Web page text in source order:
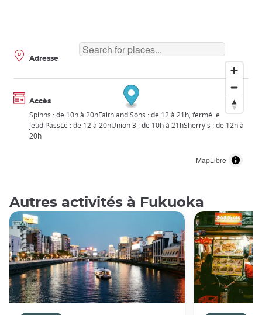
MapLibre
Adresse
Accès
Spinns : de 10h à 20hFaith and Sons : de 12 à 21h, fermé le
jeudiPassLe : de 12 à 20hUnion 3 : de 10h à 21hSherry's : de 12h à
20h
Autres activités à Fukuoka